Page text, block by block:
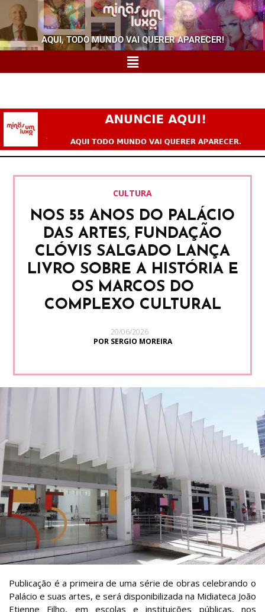
AQUI, TODO MUNDO VAI QUERER APARECER!
CULTURA
NOS 55 ANOS DO PALÁCIO
DAS ARTES, FUNDAÇÃO
CLÓVIS SALGADO LANÇA
LIVRO SOBRE A HISTÓRIA E
OS MARCOS DO
COMPLEXO CULTURAL
20/06/2026
POR SERGIO MOREIRA
Publicação é a primeira de uma série de obras celebrando o
Palácio e suas artes, e será disponibilizada na Midiateca João
Etienne Filho, em escolas e instituições públicas, nos